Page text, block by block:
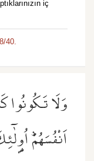
iç
40.
وَلَا تَكُونُوا
اَنْفُسَهُمْۜ